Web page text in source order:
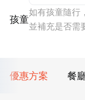
孩童
如有孩童隨行
並補充是否需
優惠方案 餐